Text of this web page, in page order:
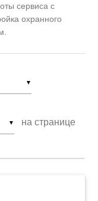
сервиса с
охранного
▼
▼ на странице